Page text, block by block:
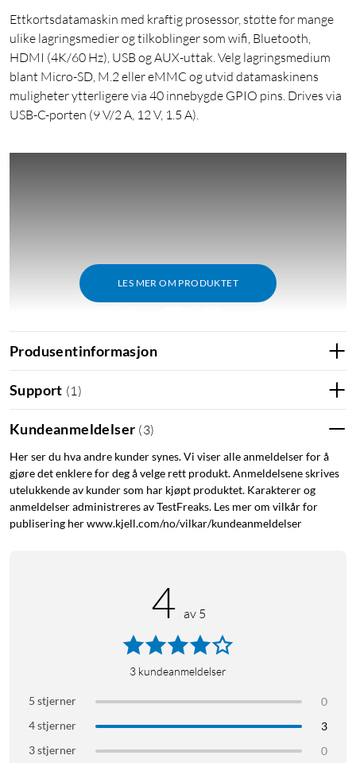
Ettkortsdatamaskin med kraftig prosessor, støtte for mange
ulike lagringsmedier og tilkoblinger som wifi, Bluetooth,
HDMI (4K/60 Hz), USB og AUX-uttak. Velg lagringsmedium
blant Micro-SD, M.2 eller eMMC og utvid datamaskinens
muligheter ytterligere via 40 innebygde GPIO pins. Drives via
USB-C-porten (9 V/2 A, 12 V, 1.5 A).
LES MER OM PRODUKTET
Kraftig Rockchip-prosessor
utgjør hjertet av Rock 4 SE og sikrer at du alltid får høy ytelse.
Flere lagringsmåter
Rock 4 SE er utstyrt med Micro-SD-kortspor, eMMC og en
M.2-kortplass.
Produsentinformasjon
Support (1 )
Kundeanmeldelser (3)
Her ser du hva andre kunder synes. Vi viser alle anmeldelser for å
gjøre det enklere for deg å velge rett produkt. Anmeldelsene skrives
utelukkende av kunder som har kjøpt produktet. Karakterer og
anmeldelser administreres av TestFreaks. Les mer om vilkår for
publisering her www.kjell.com/no/vilkar/kundeanmeldelser
4 av 5
3 kundeanmeldelser
5 stjerner
0
4 stjerner
3
3 stjerner
0